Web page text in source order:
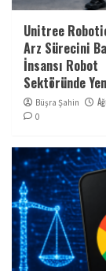
Unitree
Arz Sürecini
İnsansı Robot
Sektöründe
Büşra Şahin
0